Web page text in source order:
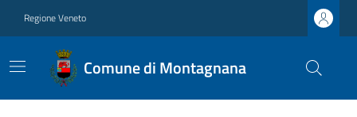
Regione Veneto
Comune di Montagnana